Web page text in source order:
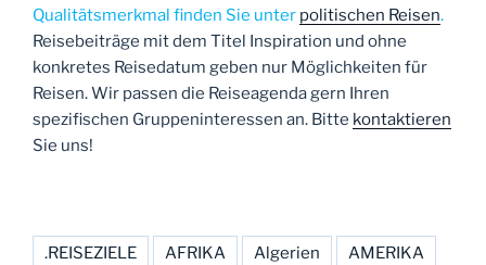
Qualitätsmerkmal finden Sie unter politischen Reisen.
Reisebeiträge mit dem Titel Inspiration und ohne
konkretes Reisedatum geben nur Möglichkeiten für
Reisen. Wir passen die Reiseagenda gern Ihren
spezifischen Gruppeninteressen an. Bitte kontaktieren
Sie uns!
.REISEZIELE AFRIKA Algerien AMERIKA